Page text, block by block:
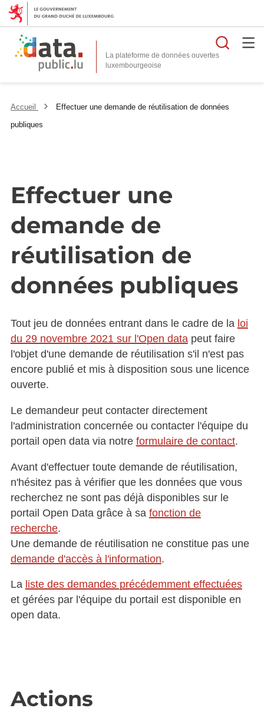
La plateforme de données ouvertes
Accueil
Effectuer une demande de réutilisation de données
publiques
Effectuer une
demande de
réutilisation de
données publiques
Tout jeu de données entrant dans le cadre de la loi
du 29 novembre 2021 sur l'Open datapeut faire
l'objet d'une demande de réutilisation s'il n'est pas
encore publié et mis à disposition sous une licence
ouverte.
Le demandeur peut contacter directement
l'administration concernée ou contacter l'équipe du
portail open data via notre formulaire de contact.
Avant d'effectuer toute demande de réutilisation,
n'hésitez pas à vérifier que les données que vous
recherchez ne sont pas déjà disponibles sur le
portail Open Data grâce à sa fonction de
recherche.
Une demande de réutilisation ne constitue pas une
demande d'accès à l'information.
La liste des demandes précédemment effectuées
et gérées par l'équipe du portail est disponible en
open data.
Actions